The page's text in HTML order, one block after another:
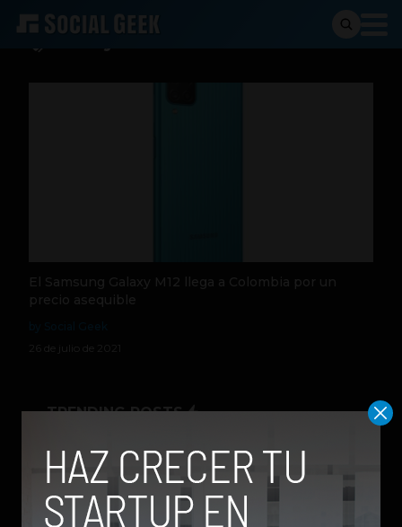
El Samsung Galaxy M12 llega a Colombia por un
precio asequible
26 de julio de 2021
TRENDING POSTS
con modelos enfocados en IA
generativa de imágenes
ChatGPT Work: el nuevo asistente